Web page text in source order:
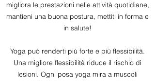
migliora le prestazioni nelle attività quotidiane,
mantieni una buona postura, mettiti in forma e
in salute!
Yoga può renderti più forte e più flessibilità.
Una migliore flessibilità riduce il rischio di
lesioni. Ogni posa yoga mira a muscoli